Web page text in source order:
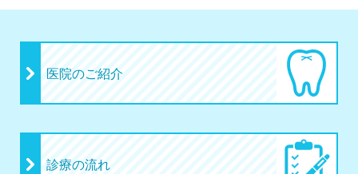
医院のご紹介
診療の流れ